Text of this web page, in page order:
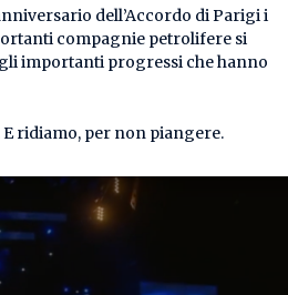
dell’Accordo di Parigi i
compagnie petrolifere si
importanti progressi che hanno
ridiamo, per non piangere.